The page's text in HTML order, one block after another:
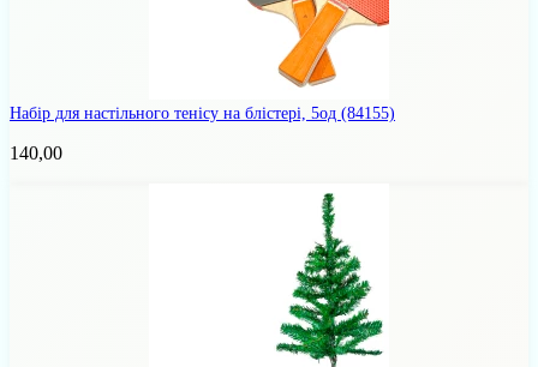
Набір для настільного тенісу на блістері, 5од (84155)
140,00